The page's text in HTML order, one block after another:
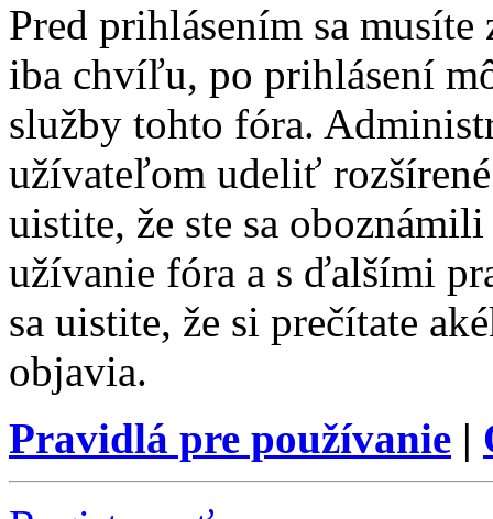
Pred prihlásením sa
iba chvíľu, po prihlásení
služby tohto fóra.
užívateľom udeliť
uistite, že ste sa
užívanie fóra a s ďalšími
sa uistite, že si prečítate
objavia.
Pravidlá pre používanie |